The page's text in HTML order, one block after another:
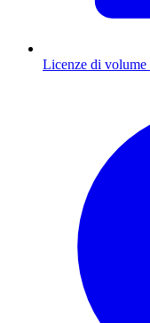
Licenze di volume